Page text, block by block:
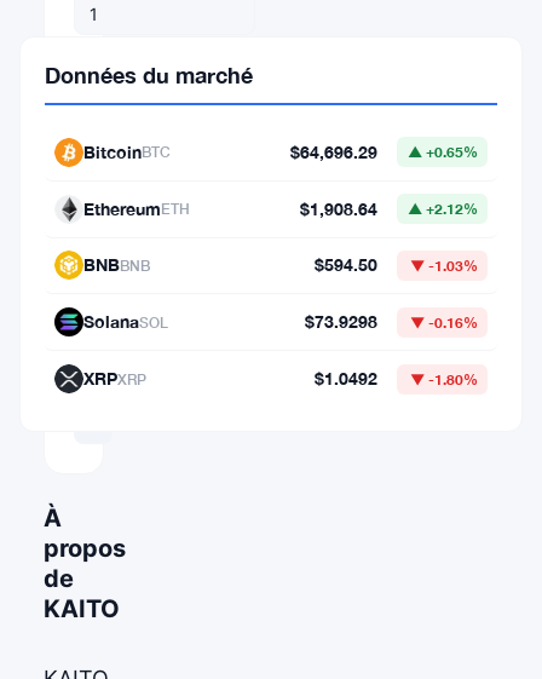
VERS
1
BTC
64,696.29282225
À
propos
de
KAITO
Données du marché
BitcoinBTC $64,696.29 ▲ +0.65%
EthereumETH $1,908.64 ▲ +2.12%
BNBBNB $594.50 ▼ -1.03%
SolanaSOL $73.9298 ▼ -0.16%
XRPXRP $1.0492 ▼ -1.80%